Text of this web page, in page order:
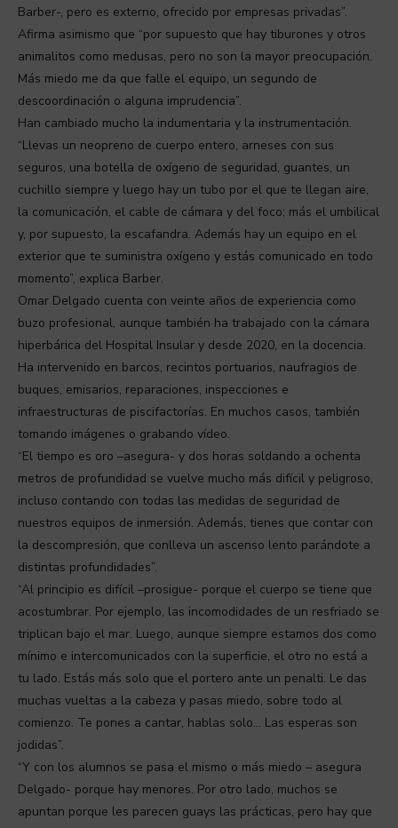
Barber-, pero es externo, ofrecido por empresas privadas”.
Afirma asimismo que “por supuesto que hay tiburones y otros
animalitos como medusas, pero no son la mayor preocupación.
Más miedo me da que falle el equipo, un segundo de
descoordinación o alguna imprudencia”.
Han cambiado mucho la indumentaria y la instrumentación.
“Llevas un neopreno de cuerpo entero, arneses con sus
seguros, una botella de oxígeno de seguridad, guantes, un
cuchillo siempre y luego hay un tubo por el que te llegan aire,
la comunicación, el cable de cámara y del foco; más el umbilical
y, por supuesto, la escafandra. Además hay un equipo en el
exterior que te suministra oxígeno y estás comunicado en todo
momento”, explica Barber.
Omar Delgado cuenta con veinte años de experiencia como
buzo profesional, aunque también ha trabajado con la cámara
hiperbárica del Hospital Insular y desde 2020, en la docencia.
Ha intervenido en barcos, recintos portuarios, naufragios de
buques, emisarios, reparaciones, inspecciones e
infraestructuras de piscifactorías. En muchos casos, también
tomando imágenes o grabando vídeo.
“El tiempo es oro –asegura- y dos horas soldando a ochenta
metros de profundidad se vuelve mucho más difícil y peligroso,
incluso contando con todas las medidas de seguridad de
nuestros equipos de inmersión. Además, tienes que contar con
la descompresión, que conlleva un ascenso lento parándote a
distintas profundidades”.
“Al principio es difícil –prosigue- porque el cuerpo se tiene que
acostumbrar. Por ejemplo, las incomodidades de un resfriado se
triplican bajo el mar. Luego, aunque siempre estamos dos como
mínimo e intercomunicados con la superficie, el otro no está a
tu lado. Estás más solo que el portero ante un penalti. Le das
muchas vueltas a la cabeza y pasas miedo, sobre todo al
comienzo. Te pones a cantar, hablas solo… Las esperas son
jodidas”.
“Y con los alumnos se pasa el mismo o más miedo – asegura
Delgado- porque hay menores. Por otro lado, muchos se
apuntan porque les parecen guays las prácticas, pero hay que